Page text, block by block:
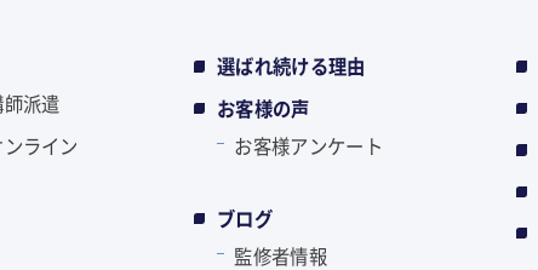
派遣
ライン
選ばれ続ける理由
お客様の声
お客様アンケート
ブログ
監修者情報